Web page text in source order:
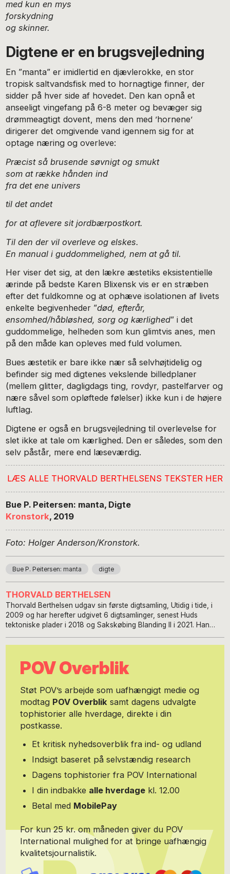
med kun en mys
forskydning
og skinner.
Digtene er en brugsvejledning
En ”manta” er imidlertid en djævlerokke, en stor
tropisk saltvandsfisk med to hornagtige finner, der
sidder på hver side af hovedet. Den kan opnå et
anseeligt vingefang på 6-8 meter og bevæger sig
drømmeagtigt dovent, mens den med ’hornene’
dirigerer det omgivende vand igennem sig for at
optage næring og overleve:
Præcist så brusende søvnigt og smukt
som at række hånden ind
fra det ene univers
til det andet
for at aflevere sit jordbærpostkort.
Til den der vil overleve og elskes.
En manual i guddommelighed, nem at gå til.
Her viser det sig, at den lækre æstetiks eksistentielle
ærinde på bedste Karen Blixensk vis er en stræben
efter det fuldkomne og at ophæve isolationen af livets
enkelte begivenheder ”død, efterår,
ensomhed/håbløshed, sorg og kærlighed” i det
guddommelige, helheden som kun glimtvis anes, men
på den måde kan opleves med fuld volumen.
Bues æstetik er bare ikke nær så selvhøjtidelig og
befinder sig med digtenes vekslende billedplaner
(mellem glitter, dagligdags ting, rovdyr, pastelfarver og
nære såvel som opløftede følelser) ikke kun i de højere
luftlag.
Digtene er også en brugsvejledning til overlevelse for
slet ikke at tale om kærlighed. Den er således, som den
selv påstår, mere end læseværdig.
LÆS ALLE THORVALD BERTHELSENS TEKSTER HER
Bue P. Peitersen: manta, Digte
Kronstork, 2019
Foto: Holger Anderson/Kronstork.
Bue P. Peitersen: manta digte
THORVALD BERTHELSEN
Thorvald Berthelsen udgav sin første digtsamling, Utidig i tide, i
2009 og har herefter udgivet 6 digtsamlinger, senest Huds
tektoniske plader i 2018 og Sakskøbing Blanding II i 2021. Han
oversat til 13 sprog, senest farsi, italiensk og fransk. Han anmelder
faglitteratur og essay om bl.a. litteratur, historie, politik og EDB,
senest Haikuens danske litteraturhistorie 1-8 (pov.international
StORDstrømmen Antologi 2015, Danish Haiku Today og i 2018 Ny
lyrik fra Bosnien-Hercegovina, som på Sarajevo bogmessen i
2019 fik prisen for bedste redaktion. Thorvald Bertelsen skrevet
bogen Dansk haiku og modernisme - om haiku i litteraturhistorien
i Danmark (2021), og har bidraget til antologien "Fandens
mælkebøtter" (2021).
POV Overblik
Støt POV’s arbejde som uafhængigt medie og
modtag POV Overblik samt dagens udvalgte
tophistorier alle hverdage, direkte i din
postkasse.
Et kritisk nyhedsoverblik fra ind- og udland
Indsigt baseret på selvstændig research
Dagens tophistorier fra POV International
I din indbakke alle hverdage kl. 12.00
Betal med MobilePay
For kun 25 kr. om måneden giver du POV
International mulighed for at bringe uafhængig
kvalitetsjournalistik.